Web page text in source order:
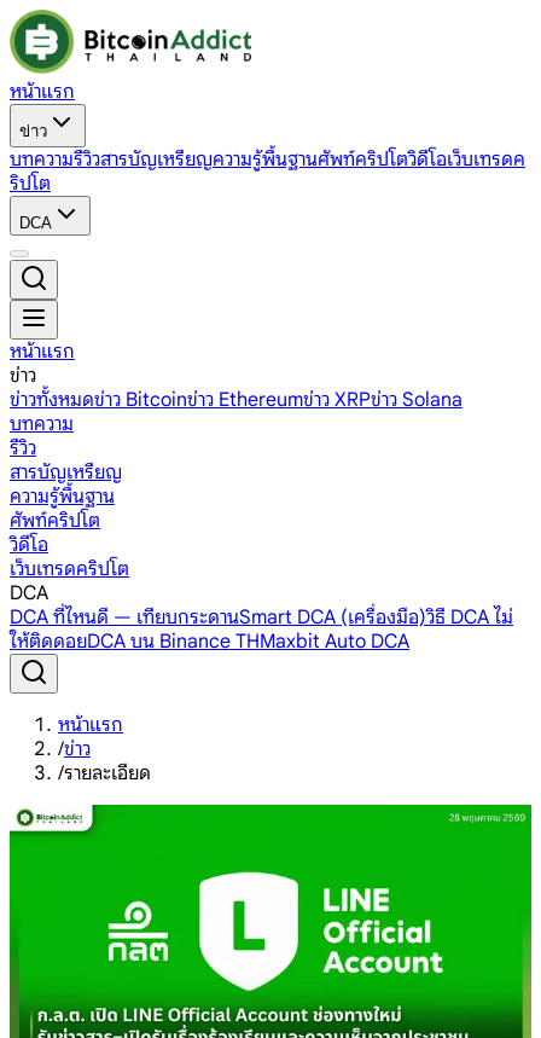
หน้าแรก
ข่าว
บทความรีวิวสารบัญเหรียญความรู้พื้นฐานศัพท์คริปโตวิดีโอเว็บเทรดค
ริปโต
DCA
หน้าแรก
ข่าว
ข่าวทั้งหมดข่าว Bitcoinข่าว Ethereumข่าว XRPข่าว Solana
บทความ
รีวิว
สารบัญเหรียญ
ความรู้พื้นฐาน
ศัพท์คริปโต
วิดีโอ
เว็บเทรดคริปโต
DCA
DCA ที่ไหนดี — เทียบกระดานSmart DCA (เครื่องมือ)วิธี DCA ไม่
ให้ติดดอยDCA บน Binance THMaxbit Auto DCA
หน้าแรก
/ข่าว
/รายละเอียด